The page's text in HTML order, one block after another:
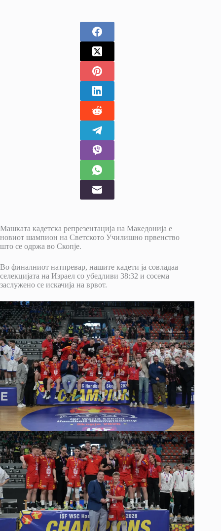
Машката кадетска репрезентација на Македонија е
новиот шампион на Светското Училишно првенство
што се одржа во Скопје.
Во финалниот натпревар, нашите кадети ја совладаа
селекцијата на Израел со убедливи 38:32 и сосема
заслужено се искачија на врвот.